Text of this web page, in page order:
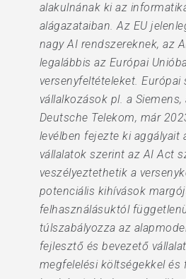
alakulnának ki az
alágazataiban. Az EU
nagy AI rendszereknek, az
legalábbis az Európai
versenyfeltételeket. Európai
vállalkozások pl. a
Deutsche Telekom, már
levélben fejezte ki aggályait
vállalatok szerint az AI Act
veszélyeztethetik a
potenciális kihívások
felhasználásuktól
túlszabályozza az
fejlesztő és bevezető
megfelelési költségekkel és